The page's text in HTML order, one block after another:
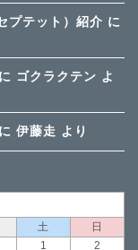
テット）紹介 に
に ゴクラクテン よ
に 伊藤走 より
土
日
1
2